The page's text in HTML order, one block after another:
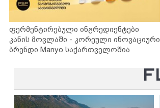
ფერმენტირებული ინგრედიენტები
კანის მოვლაში - კორეული ინოვაციური
ბრენდი Manyo საქართველოშია